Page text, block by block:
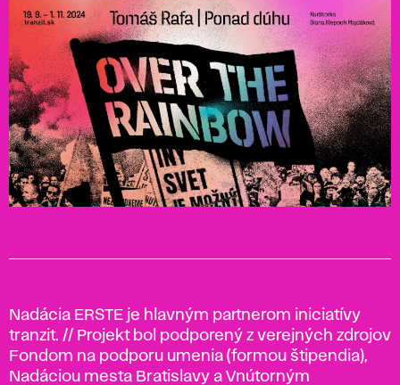
Nadácia ERSTE je hlavným partnerom iniciatívy
tranzit. // Projekt bol podporený z verejných zdrojov
Fondom na podporu umenia (formou štipendia),
Nadáciou mesta Bratislavy a Vnútorným